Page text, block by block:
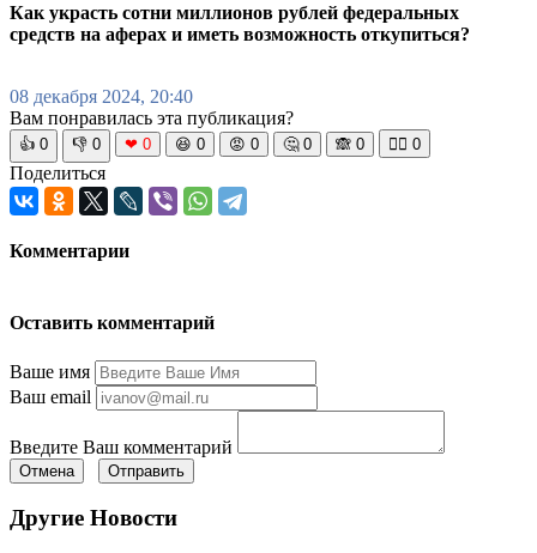
Как украсть сотни миллионов рублей федеральных
средств на аферах и иметь возможность откупиться?
08 декабря 2024, 20:40
Вам понравилась эта публикация?
👍 0 👎 0 ❤ 0 😆 0 😡 0 🤔 0 🙈 0 🧘‍♀️ 0
Поделиться
Комментарии
Оставить комментарий
Ваше имя
Ваш email
Введите Ваш комментарий
Отмена Отправить
Другие Новости